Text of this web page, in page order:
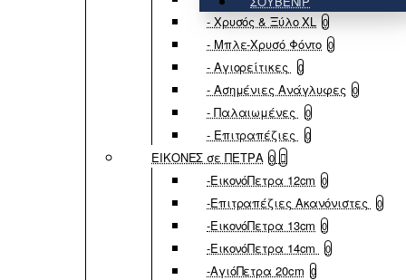
- Χρυσός & Ξύλο XL 0
- Μπλε-Χρυσό Φόντο 0
- Αγιορείτικες 0
- Ασημένιες Ανάγλυφες 0
- Παλαιωμένες 0
- Επιτραπέζιες 0
ΕΙΚΟΝΕΣ σε ΠΕΤΡΑ 0
-ΕικονόΠετρα 12cm 0
-Επιτραπέζιες Ακανόνιστες 0
-ΕικονόΠετρα 13cm 0
-ΕικονόΠετρα 14cm 0
-ΑγιόΠετρα 20cm 0